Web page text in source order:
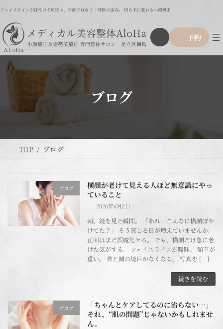
ン
テ
ン
ツ
へ
ビ
ゲ
ー
シ
ョ
フェイスラインがぼやける原因は、年齢ではなく「骨格の歪み」 切らずに変わる小顔矯正
ア
イ
コ
リ
予約
グ
ル
ブログ
TOP ブログ
ブログ
横顔が老けて見える人ほど無意識にやっ
ていること
2026年6月2日
朝、鏡を見た瞬間。 「あれ…こんなに横顔ぼや
けてた？」 そう感じる日が増えていませんか。
正面はまだ誤魔化せる。 でも、横顔だけ急に老
けた気がする。 フェイスラインが曖昧。 顎下が
重い。 首と顔の境目がなくなる。 写真を […]
続きを読む
ブログ
「ちゃんとケアしてるのに治らない…」
それ、“肌の問題”じゃないかもしれませ
ん。